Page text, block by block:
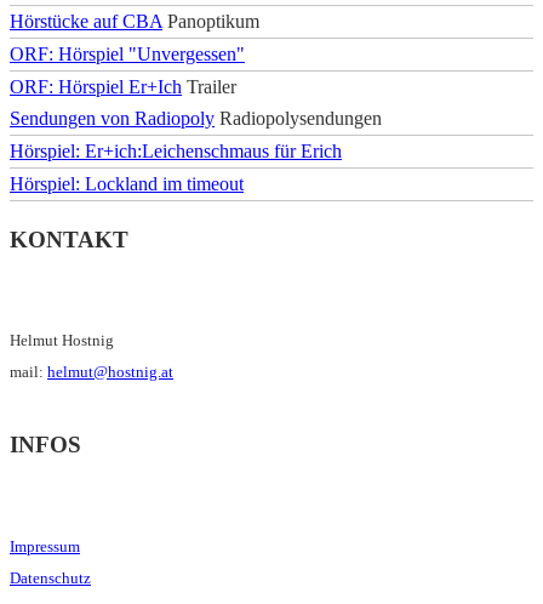
Hörstücke auf CBA Panoptikum
ORF: Hörspiel "Unvergessen"
ORF: Hörspiel Er+Ich Trailer
Sendungen von Radiopoly Radiopolysendungen
Hörspiel: Er+ich:Leichenschmaus für Erich
Hörspiel: Lockland im timeout
KONTAKT
Helmut Hostnig
mail: helmut@hostnig.at
INFOS
Impressum
Datenschutz